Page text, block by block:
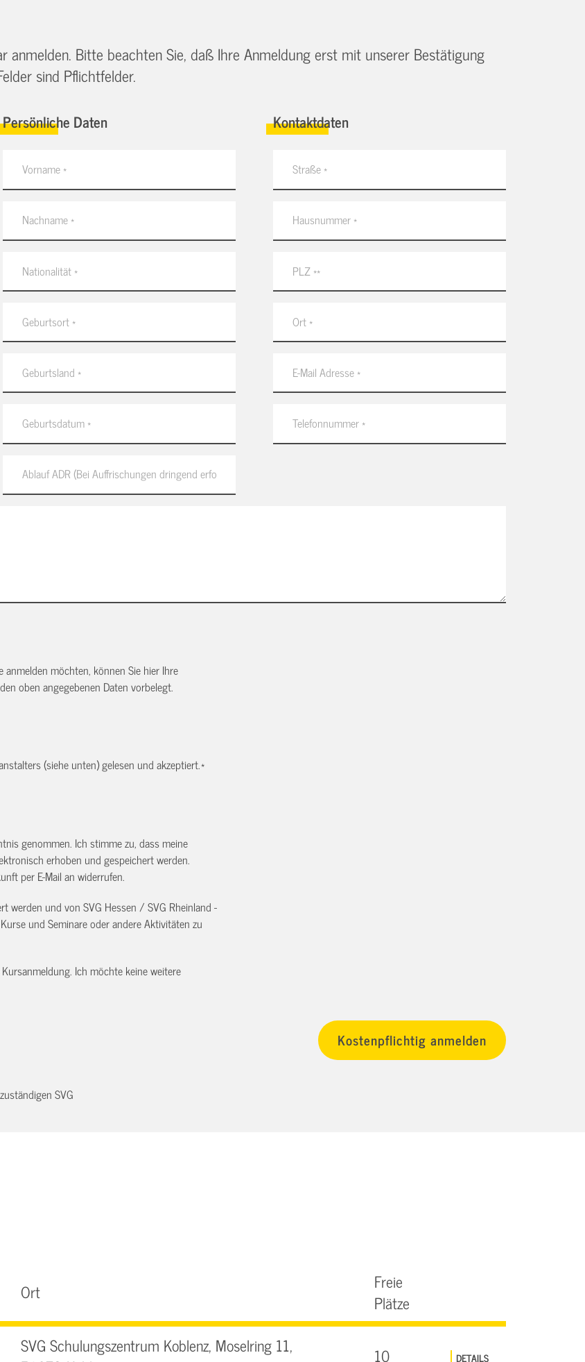
anmelden. Bitte beachten Sie, daß Ihre Anmeldung erst mit unserer Bestätigung
sind Pflichtfelder.
Persönliche Daten Kontaktdaten
möchten, können Sie hier Ihre
oben angegebenen Daten vorbelegt.
(siehe unten) gelesen und akzeptiert.*
genommen. Ich stimme zu, dass meine
erhoben und gespeichert werden.
per E-Mail anwiderrufen.
werden und von SVG Hessen / SVG Rheinland -
und Seminare oder andere Aktivitäten zu
Ich möchte keine weitere
SVG
Ort
Freie
Plätze
SVG Schulungszentrum Koblenz, Moselring 11,
10 DETAILS